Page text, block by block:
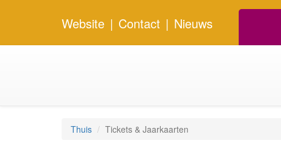
Website | Contact | Nieuws
Thuis Tickets & Jaarkaarten